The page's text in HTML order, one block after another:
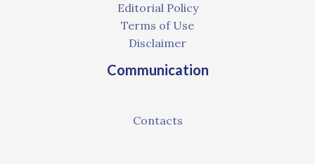
Editorial Policy
Terms of Use
Disclaimer
Communication
Contacts